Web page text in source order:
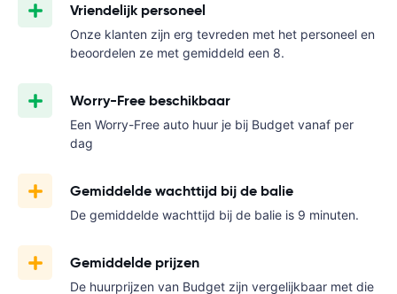
Vriendelijk personeel
Onze klanten zijn erg tevreden met het personeel en
beoordelen ze met gemiddeld een 8.
Worry-Free beschikbaar
Een Worry-Free auto huur je bij Budget vanaf per
dag
Gemiddelde wachttijd bij de balie
De gemiddelde wachttijd bij de balie is 9 minuten.
Gemiddelde prijzen
De huurprijzen van Budget zijn vergelijkbaar met die